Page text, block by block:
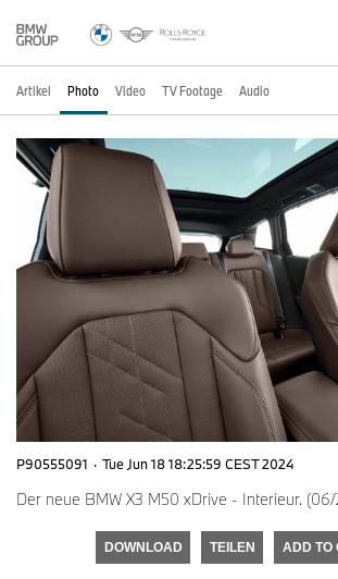
Artikel Photo Video TV Footage Audio
P90555091 · Tue Jun 18 18:25:59 CEST 2024
Der neue BMW X3 M50 xDrive - Interieur.
DOWNLOAD TEILEN ADD TO